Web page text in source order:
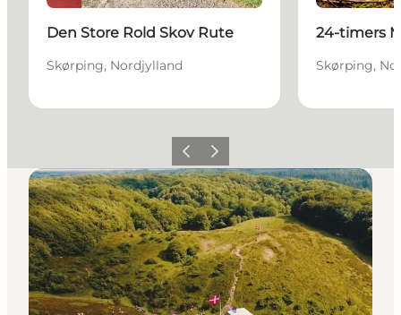
Den Store Rold Skov Rute
Skørping, Nordjylland
24-timers
Skørping,
Forrige billede
Næste billede